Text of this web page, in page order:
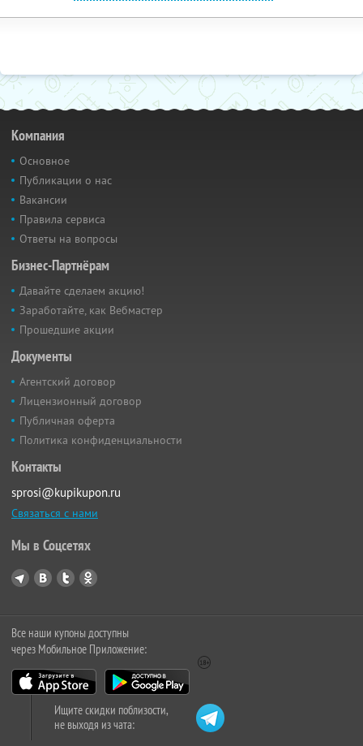
Компания
Основное
Публикации о нас
Вакансии
Правила сервиса
Ответы на вопросы
Бизнес-Партнёрам
Давайте сделаем акцию!
Заработайте, как Вебмастер
Прошедшие акции
Документы
Агентский договор
Лицензионный договор
Публичная оферта
Политика конфиденциальности
Контакты
sprosi@kupikupon.ru
Связаться с нами
Мы в Соцсетях
Все наши купоны доступны
через Мобильное Приложение:
Ищите скидки поблизости,
не выходя из чата: